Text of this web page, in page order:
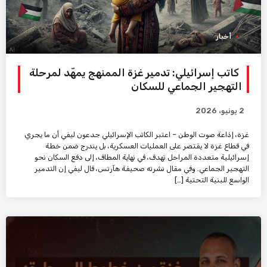
أخبار
كاتب إسرائيلي: تدمير غزة الممنهج يمهّد لمرحلة
التهجير الجماعي للسكان
2 يونيو، 2026
غزة، إذاعة صوت الوطن – اعتبر الكاتب الإسرائيلي جدعون ليفي أن ما يجري
في قطاع غزة لا يقتصر على العمليات العسكرية، بل يندرج ضمن خطة
إسرائيلية متعددة المراحل تهدف، في نهاية المطاف، إلى دفع السكان نحو
التهجير الجماعي. وفي مقال نشرته صحيفة هآرتس، قال ليفي إن التدمير
الواسع للبنية التحتية […]